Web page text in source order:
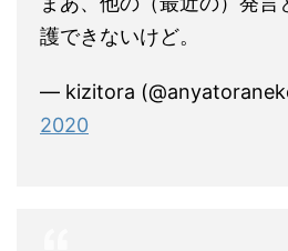
護できないけど。
— kizitora
2020